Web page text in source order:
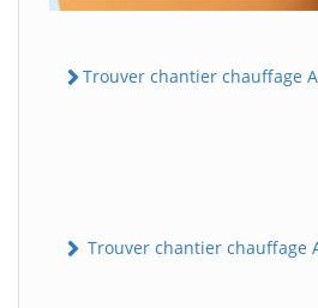
Trouver chantier chauffage
Trouver chantier chauffage